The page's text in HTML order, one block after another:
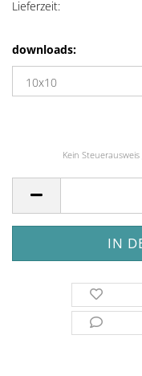
Lieferzeit:
downloads:
Kein